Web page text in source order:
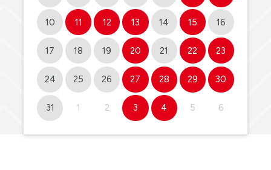
10 11 12 13 14 15 16
17 18 19 20 21 22 23
24 25 26 27 28 29 30
31 1 2 3 4 5 6